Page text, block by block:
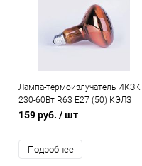
Лампа-термоизлучатель ИКЗК
230-60Вт R63 E27 (50) КЭЛЗ
8105041
159 руб. / шт
Подробнее